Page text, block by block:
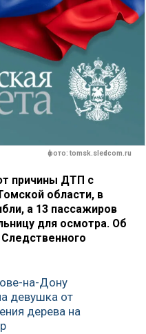
фото: tomsk.sledcom.ru
причины ДТП с
области, в
а 13 пассажиров
для осмотра. Об
на-Дону
девушка от
дерева на